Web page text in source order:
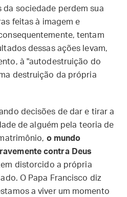
da sociedade perdem sua
feitas à imagem e
tentam
dessas ações levam,
à "autodestruição do
destruição da própria
decisões de dar e tirar a
de alguém pela teoria de
o mundo
contra Deus
distorcido a própria
O Papa Francisco diz
a viver um momento